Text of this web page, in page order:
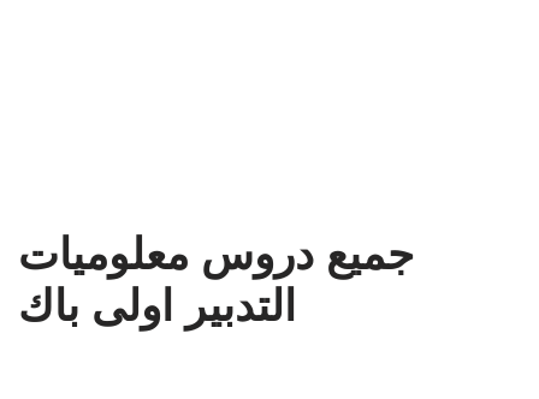
جميع دروس معلوميات
التدبير اولى باك